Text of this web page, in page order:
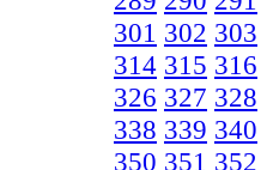
301 302 303
314 315 316
326 327 328
338 339 340
350 351 352